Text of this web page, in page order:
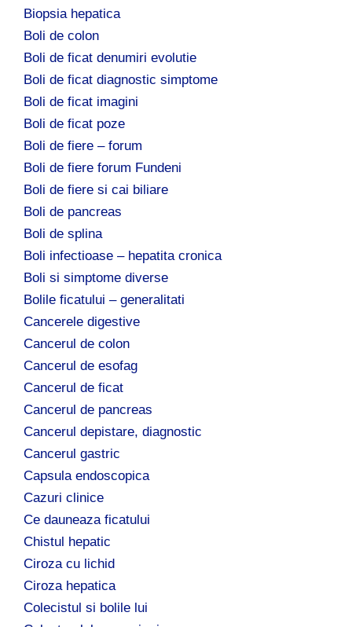
Biopsia hepatica
Boli de colon
Boli de ficat denumiri evolutie
Boli de ficat diagnostic simptome
Boli de ficat imagini
Boli de ficat poze
Boli de fiere – forum
Boli de fiere forum Fundeni
Boli de fiere si cai biliare
Boli de pancreas
Boli de splina
Boli infectioase – hepatita cronica
Boli si simptome diverse
Bolile ficatului – generalitati
Cancerele digestive
Cancerul de colon
Cancerul de esofag
Cancerul de ficat
Cancerul de pancreas
Cancerul depistare, diagnostic
Cancerul gastric
Capsula endoscopica
Cazuri clinice
Ce dauneaza ficatului
Chistul hepatic
Ciroza cu lichid
Ciroza hepatica
Colecistul si bolile lui